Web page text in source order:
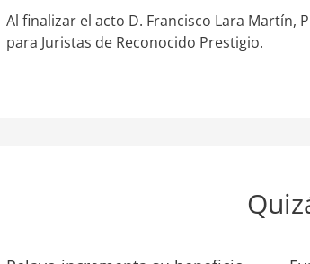
Al finalizar el acto D. Francisco Lara Martín,
para Juristas de Reconocido Prestigio.